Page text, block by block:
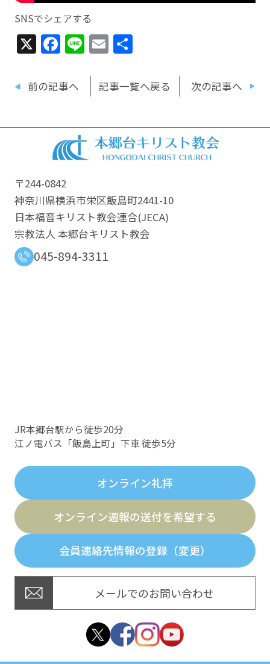
SNSでシェアする
X Facebook
LineEmail
共
前の記事へ 記事一覧へ戻る 次の記事へ
〒244-0842
神奈川県横浜市栄区飯島町2441-10
日本福音キリスト教会連合​(JECA)
宗教法人 本郷台キリスト教会
045-894-3311
JR本郷台駅から徒歩20分
江ノ電バス「飯島上町」下車 徒歩5分
オンライン礼拝
オンライン週報の送付を希望する
会員連絡先情報の登録（変更）
メールでのお問い合わせ